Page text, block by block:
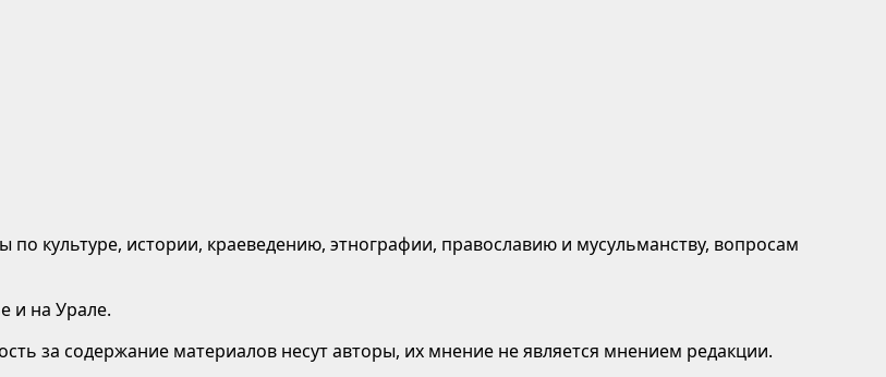
культуре, истории, краеведению, этнографии, православию и мусульманству, вопросам
и на Урале.
за содержание материалов несут авторы, их мнение не является мнением редакции.